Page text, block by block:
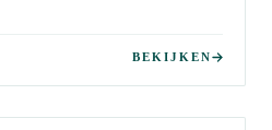
BEKIJKEN